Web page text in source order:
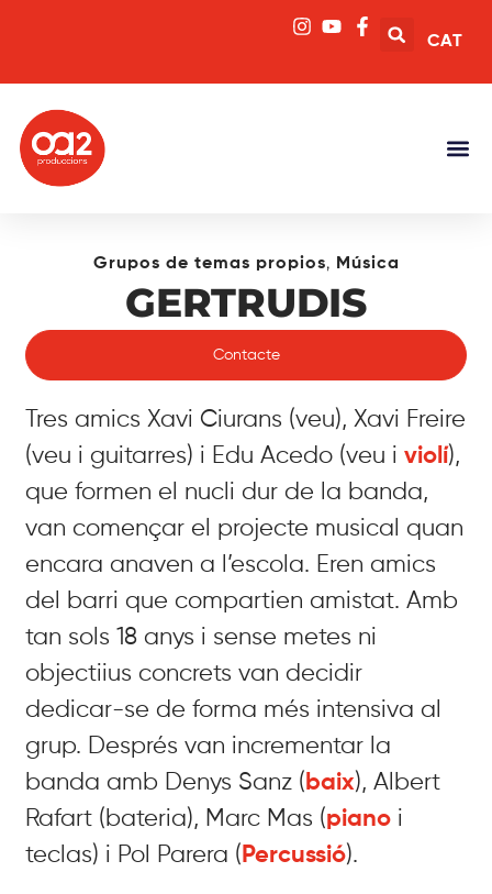
CAT
Grupos de temas propios, Música
GERTRUDIS
Contacte
Tres amics Xavi Ciurans (veu), Xavi Freire
(veu i guitarres) i Edu Acedo (veu iviolí),
que formen el nucli dur de la banda,
van començar el projecte musical quan
encara anaven a l’escola. Eren amics
del barri que compartien amistat. Amb
tan sols 18 anys i sense metes ni
objectiius concrets van decidir
dedicar-se de forma més intensiva al
grup. Després van incrementar la
banda amb Denys Sanz ( baix), Albert
Rafart (bateria), Marc Mas (piano i
teclas) i Pol Parera ( Percussió).